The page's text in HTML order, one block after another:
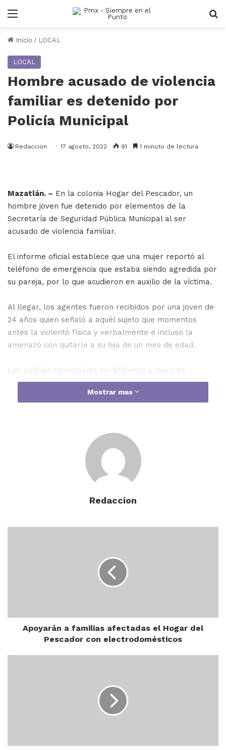
Menu
Inicio / LOCAL
LOCAL
Hombre acusado de violencia
familiar es detenido por
Policía Municipal
Redaccion 17 agosto, 2022 91 1 minuto de lectura
Mazatlán. – En la colonia Hogar del Pescador, un
hombre joven fue detenido por elementos de la
Secretaría de Seguridad Pública Municipal al ser
acusado de violencia familiar.
El informe oficial establece que una mujer reportó al
teléfono de emergencia que estaba siendo agredida por
su pareja, por lo que acudieron en auxilio de la víctima.
Al llegar, los agentes fueron recibidos por una joven de
24 años quien señaló a aquél sujeto que momentos
antes la violentó física y verbalmente e incluso la
amenazó con quitarle a su hija de un mes de edad.
Los policías municipales se dirigieron a quien se
identificó como Carlos Daniel “N”, de 27 años, quien ante
el señalamiento directo quedó formalmente detenido y
Detenido Mazatlán
Mostrar mas
Redaccion
con
electrodomésticos
Apoyarán a familias afectadas el Hogar del
Pescador con electrodomésticos